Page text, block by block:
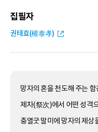
집필자
권태효(權泰孝)
망자의 혼을 천도해 주는
제차(祭次)에서 어떤 성격
충열굿 말미에 망자의 제상